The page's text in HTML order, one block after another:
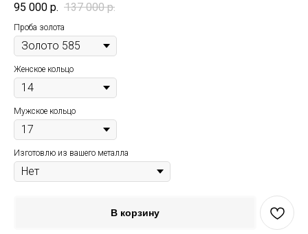
95 000 р. 137 000 р.
Проба золота
Женское кольцо
Мужское кольцо
Изготовлю из вашего металла
В корзину